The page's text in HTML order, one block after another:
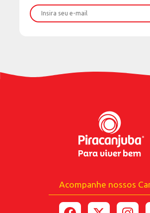
Sobrenome
*Ao enviar esse formulário, você
anos ou mais.
Acompanhe nossos